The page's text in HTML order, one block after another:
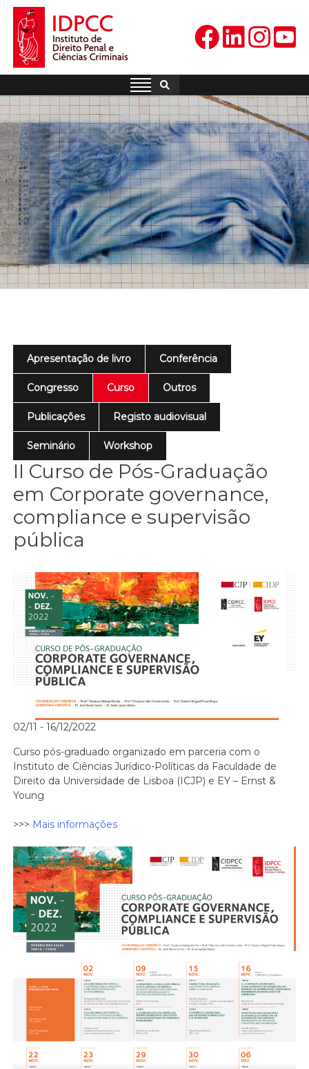
Skip
content
IDPCC
Instituto de Direito Penal e
Apresentação de livro Conferência
Congresso Curso Outros
Publicações Registo audiovisual
Seminário Workshop
II Curso de Pós-Graduação
em Corporate governance,
compliance e supervisão
pública
02/11 - 16/12/2022
Curso pós-graduado organizado em parceria com o
Instituto de Ciências Jurídico-Políticas da Faculdade de
Direito da Universidade de Lisboa (ICJP) e EY – Ernst &
Young
>>> Mais informações